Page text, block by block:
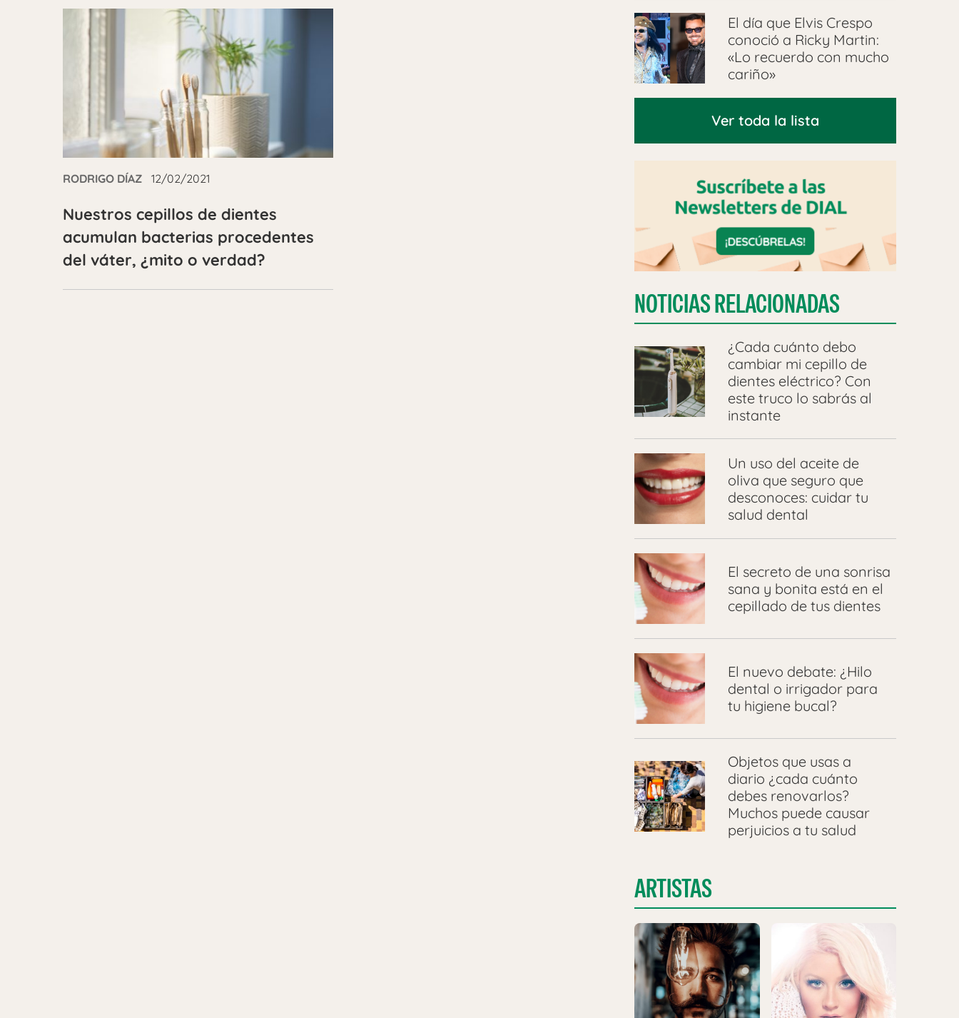
RODRIGO DÍAZ 12/02/2021
Nuestros cepillos de dientes
acumulan bacterias procedentes
del váter, ¿mito o verdad?
El día que Elvis Crespo
conoció a Ricky Martin:
«Lo recuerdo con mucho
cariño»
Ver toda la lista
NOTICIAS RELACIONADAS
¿Cada cuánto debo
cambiar mi cepillo de
dientes eléctrico? Con
este truco lo sabrás al
instante
Un uso del aceite de
oliva que seguro que
desconoces: cuidar tu
salud dental
El secreto de una sonrisa
sana y bonita está en el
cepillado de tus dientes
El nuevo debate: ¿Hilo
dental o irrigador para
tu higiene bucal?
Objetos que usas a
diario ¿cada cuánto
debes renovarlos?
Muchos puede causar
perjuicios a tu salud
ARTISTAS